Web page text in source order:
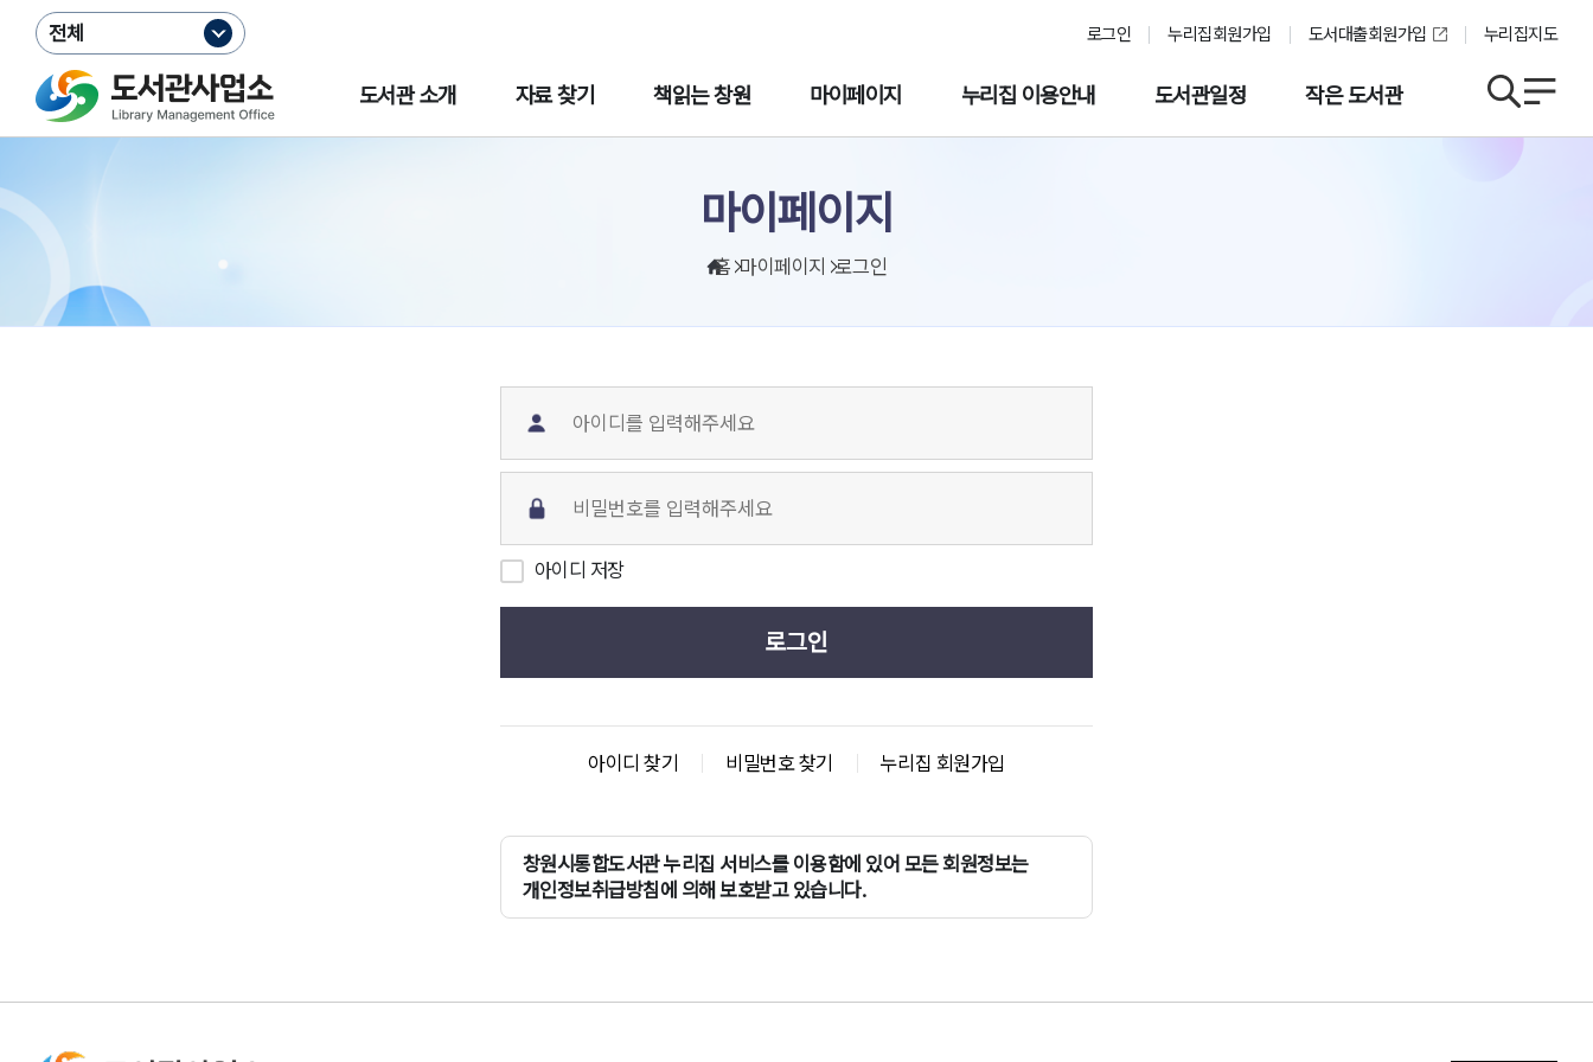
로그인 누리집회원가입 도서대출회원가입 누리집지도
전체
도서관 소개 자료 찾기 책읽는 창원 마이페이지 누리집 이용안내 도서관일정 작은 도서관
마이페이지
홈 마이페이지 로그인
아이디 저장
로그인
아이디 찾기 비밀번호 찾기 누리집 회원가입
창원시통합도서관 누리집 서비스를 이용함에 있어 모든 회원정보는
개인정보취급방침에 의해 보호받고 있습니다.